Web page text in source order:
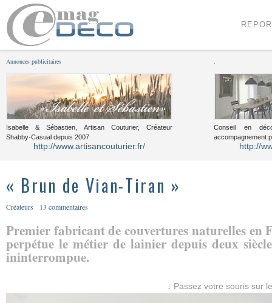
Annonces publicitaires
Isabelle & Sébastien, Artisan Couturier, Créateur
Shabby-Casual depuis 2007
http://www.artisancouturier.fr/
Conseil en
accompagnement
http://
« Brun de Vian-Tiran »
Créateurs 13 commentaires
Premier fabricant de couvertures naturelles en
perpétue le métier de lainier depuis deux
ininterrompue.
↓ Passez votre souris sur